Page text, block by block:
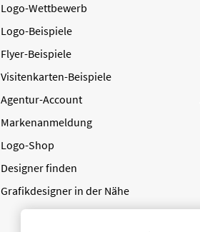
Logo-Wettbewerb
Logo-Beispiele
Flyer-Beispiele
Visitenkarten-Beispiele
Agentur-Account
Markenanmeldung
Logo-Shop
Designer finden
Grafikdesigner in der Nähe